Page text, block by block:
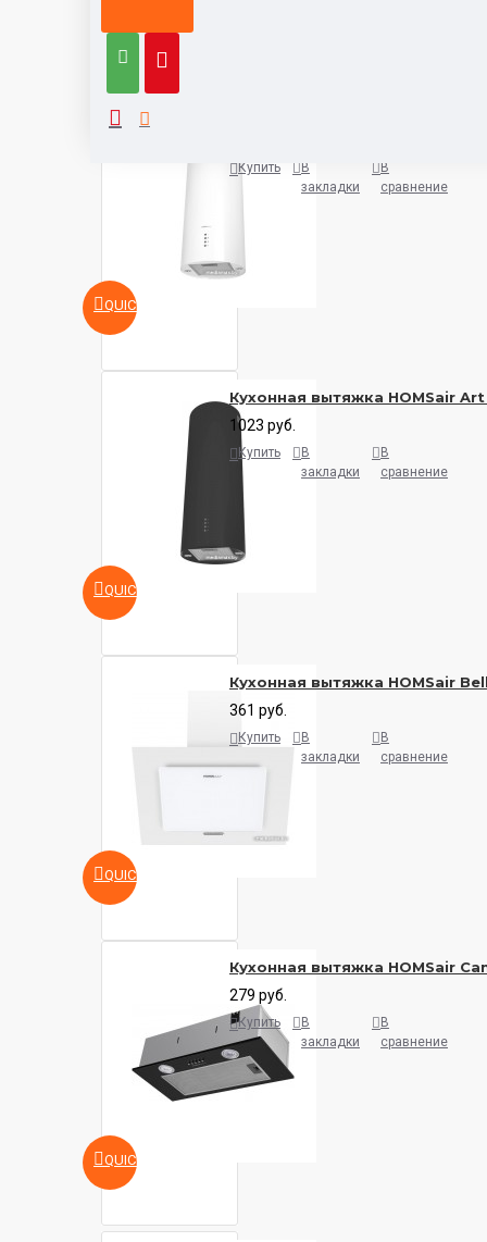
категории
QUICKVIEW
Купить
В
закладки
В
сравнение
QUICKVIEW
Кухонная вытяжка HOMSair
1023 руб.
Купить
В
закладки
В
сравнение
QUICKVIEW
Кухонная вытяжка HOMSair
361 руб.
Купить
В
закладки
В
сравнение
QUICKVIEW
Кухонная вытяжка HOMSair
279 руб.
Купить
В
закладки
В
сравнение